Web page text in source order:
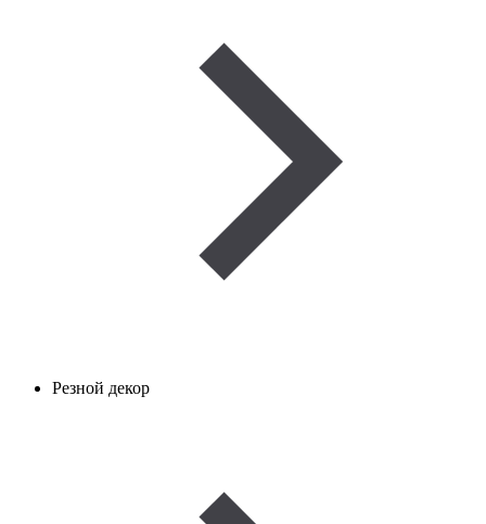
Резной декор